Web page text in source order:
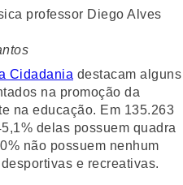
Cidadania destacam alguns
na promoção da
na educação. Em 135.263
delas possuem quadra
não possuem nenhum
e recreativas.